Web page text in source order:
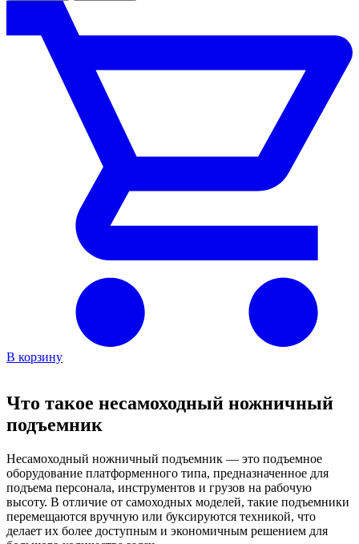
В корзину
Что такое несамоходный ножничный
подъемник
Несамоходный ножничный подъемник — это подъемное
оборудование платформенного типа, предназначенное для
подъема персонала, инструментов и грузов на рабочую
высоту. В отличие от самоходных моделей, такие подъемники
перемещаются вручную или буксируются техникой, что
делает их более доступным и экономичным решением для